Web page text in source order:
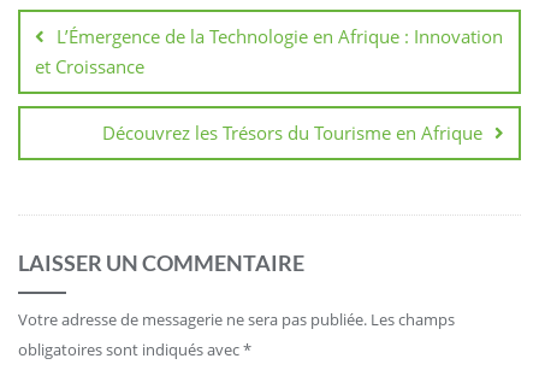
de
l’article
L’Émergence de la Technologie en Afrique : Innovation
et Croissance
Découvrez les Trésors du Tourisme en Afrique
LAISSER UN COMMENTAIRE
Votre adresse de messagerie ne sera pas publiée. Les champs
obligatoires sont indiqués avec*